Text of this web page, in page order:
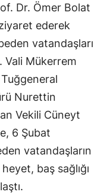
Dr. Ömer Bolat
ziyaret ederek
vatandaşları
Vali Mükerrem
Nurettin
Vekili Cüneyt
6 Şubat
vatandaşların
baş sağlığı